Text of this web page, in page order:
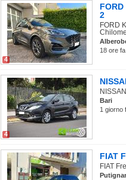
4
2
FORD
18 ore
4
Bari
1 giorno
FIAT
FIAT